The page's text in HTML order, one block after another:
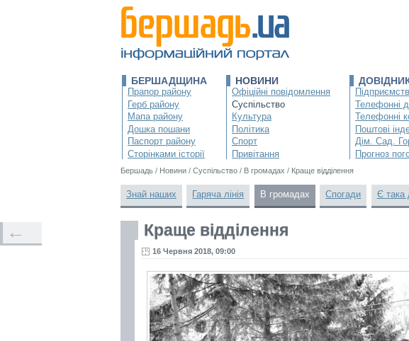
БЕРШАДЩИНА
Прапор району
Герб району
Мапа району
Дошка пошани
Паспорт району
Сторінками історії
НОВИНИ
Офіційні повідомлення
Суспільство
Культура
Політика
Спорт
Привітання
Телефонні
Телефонні
Поштові
Дім. Сад.
Прогноз
Бершадь / Новини / Суспільство / В громадах / Краще відділення
Знай наших Гаряча лінія В громадах Спогади Є така
Краще відділення
16 Червня 2018, 09:00
←